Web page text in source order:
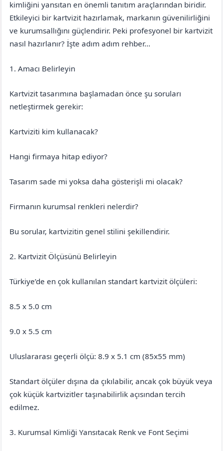
kimliğini yansıtan en önemli tanıtım araçlarından biridir.
Etkileyici bir kartvizit hazırlamak, markanın güvenilirliğini
ve kurumsallığını güçlendirir. Peki profesyonel bir kartvizit
nasıl hazırlanır? İşte adım adım rehber…
1. Amacı Belirleyin
Kartvizit tasarımına başlamadan önce şu soruları
netleştirmek gerekir:
Kartviziti kim kullanacak?
Hangi firmaya hitap ediyor?
Tasarım sade mi yoksa daha gösterişli mi olacak?
Firmanın kurumsal renkleri nelerdir?
Bu sorular, kartvizitin genel stilini şekillendirir.
2. Kartvizit Ölçüsünü Belirleyin
Türkiye’de en çok kullanılan standart kartvizit ölçüleri:
8.5 x 5.0 cm
9.0 x 5.5 cm
Uluslararası geçerli ölçü: 8.9 x 5.1 cm (85x55 mm)
Standart ölçüler dışına da çıkılabilir, ancak çok büyük veya
çok küçük kartvizitler taşınabilirlik açısından tercih
edilmez.
3. Kurumsal Kimliği Yansıtacak Renk ve Font Seçimi